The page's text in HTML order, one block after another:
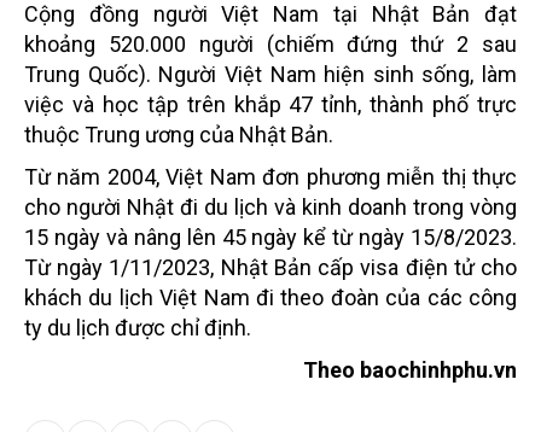
Cộng đồng người Việt Nam tại Nhật Bản đạt
khoảng 520.000 người (chiếm đứng thứ 2 sau
Trung Quốc). Người Việt Nam hiện sinh sống, làm
việc và học tập trên khắp 47 tỉnh, thành phố trực
thuộc Trung ương của Nhật Bản.
Từ năm 2004, Việt Nam đơn phương miễn thị thực
cho người Nhật đi du lịch và kinh doanh trong vòng
15 ngày và nâng lên 45 ngày kể từ ngày 15/8/2023.
Từ ngày 1/11/2023, Nhật Bản cấp visa điện tử cho
khách du lịch Việt Nam đi theo đoàn của các công
ty du lịch được chỉ định.
Theo baochinhphu.vn